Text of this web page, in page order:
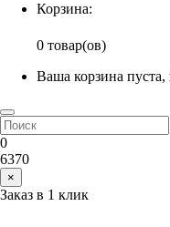
Корзина:
0 товар(ов)
Ваша корзина пуста,
0
6370
×
Заказ в 1 клик